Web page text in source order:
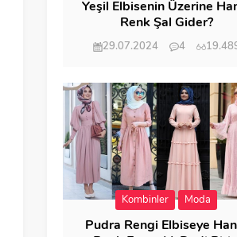
Yeşil Elbisenin Üzerine
Renk Şal Gider?
29.07.2024 4
Kombinler Moda
Pudra Rengi Elbiseye